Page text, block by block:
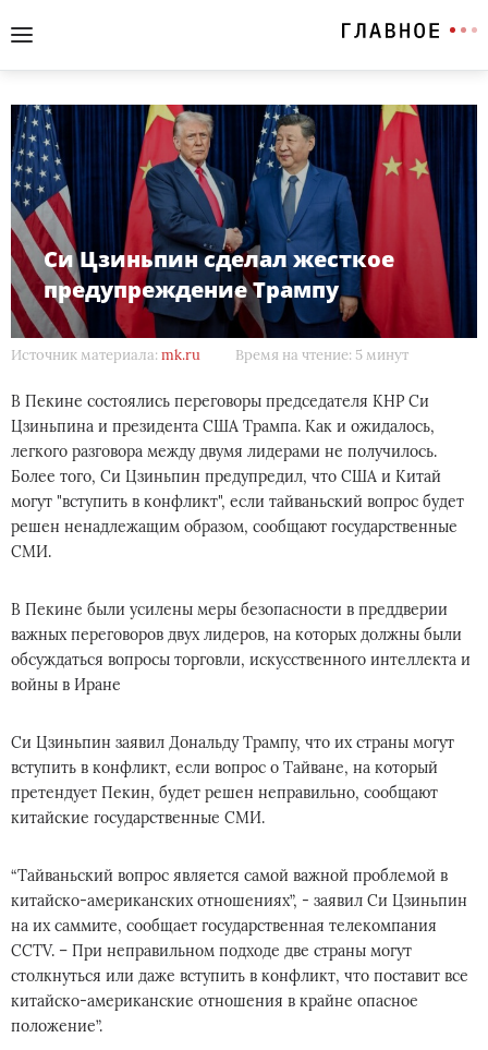
Си Цзиньпин сделал жесткое
предупреждение Трампу
Источник материала: mk.ru Время на чтение: 5 минут
В Пекине состоялись переговоры председателя КНР Си
Цзиньпина и президента США Трампа. Как и ожидалось,
легкого разговора между двумя лидерами не получилось.
Более того, Си Цзиньпин предупредил, что США и Китай
могут "вступить в конфликт", если тайваньский вопрос будет
решен ненадлежащим образом, сообщают государственные
СМИ.
В Пекине были усилены меры безопасности в преддверии
важных переговоров двух лидеров, на которых должны были
обсуждаться вопросы торговли, искусственного интеллекта и
войны в Иране
Си Цзиньпин заявил Дональду Трампу, что их страны могут
вступить в конфликт, если вопрос о Тайване, на который
претендует Пекин, будет решен неправильно, сообщают
китайские государственные СМИ.
“Тайваньский вопрос является самой важной проблемой в
китайско-американских отношениях”, - заявил Си Цзиньпин
на их саммите, сообщает государственная телекомпания
CCTV. – При неправильном подходе две страны могут
столкнуться или даже вступить в конфликт, что поставит все
китайско-американские отношения в крайне опасное
положение”.